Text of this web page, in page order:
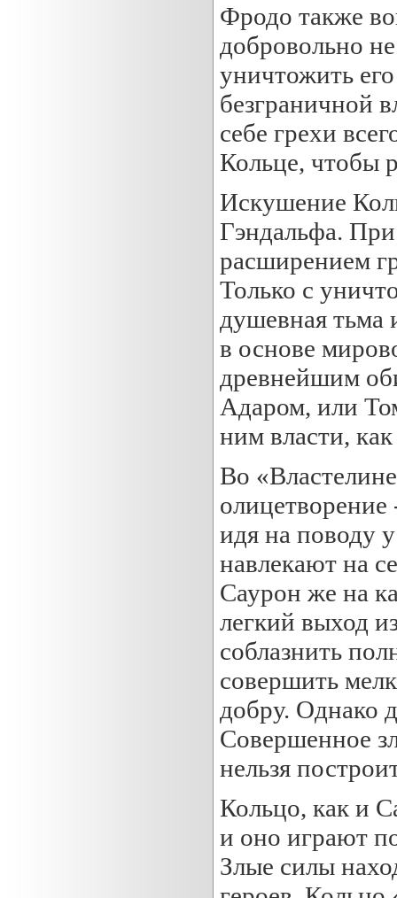
Фродо также
добровольно
уничтожить
безграничной
себе грехи
Кольце, чтобы
Искушение
Гэндальфа. При
расширением
Только с
душевная тьма
в основе
древнейшим
Адаром, или
ним власти,
Во
идя на поводу
навлекают на
Саурон же на
легкий выход
соблазнить
совершить
добру. Однако
Совершенное
нельзя
Кольцо, как и
и оно играют
Злые силы